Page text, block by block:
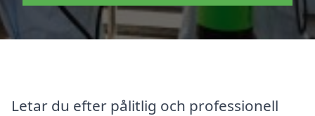
Letar du efter pålitlig och professionell